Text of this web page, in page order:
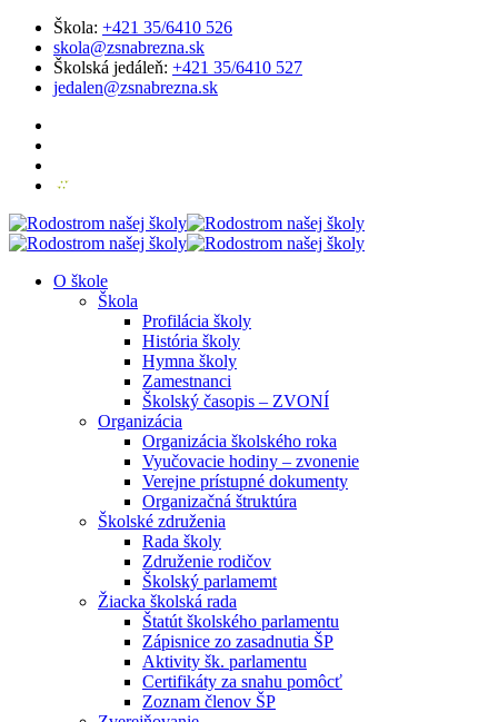
Škola: +421 35/6410 526
skola@zsnabrezna.sk
Školská jedáleň: +421 35/6410 527
jedalen@zsnabrezna.sk
O škole
Škola
Profilácia školy
História školy
Hymna školy
Zamestnanci
Školský časopis – ZVONÍ
Organizácia
Organizácia školského roka
Vyučovacie hodiny – zvonenie
Verejne prístupné dokumenty
Organizačná štruktúra
Školské združenia
Rada školy
Združenie rodičov
Školský parlamemt
Žiacka školská rada
Štatút školského parlamentu
Zápisnice zo zasadnutia ŠP
Aktivity šk. parlamentu
Certifikáty za snahu pomôcť
Zoznam členov ŠP